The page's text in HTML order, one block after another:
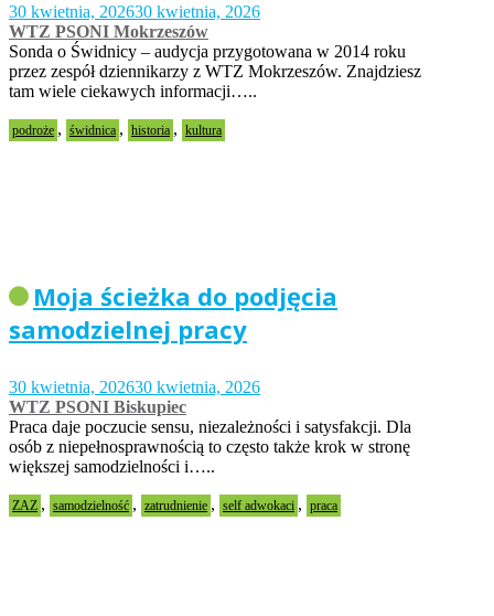
30 kwietnia, 202630 kwietnia, 2026
WTZ PSONI Mokrzeszów
Sonda o Świdnicy – audycja przygotowana w 2014 roku
przez zespół dziennikarzy z WTZ Mokrzeszów. Znajdziesz
tam wiele ciekawych informacji…..
podroże , świdnica , historia , kultura
Moja ścieżka do podjęcia
samodzielnej pracy
30 kwietnia, 202630 kwietnia, 2026
WTZ PSONI Biskupiec
Praca daje poczucie sensu, niezależności i satysfakcji. Dla
osób z niepełnosprawnością to często także krok w stronę
większej samodzielności i…..
ZAZ , samodzielność , zatrudnienie , self adwokaci , praca